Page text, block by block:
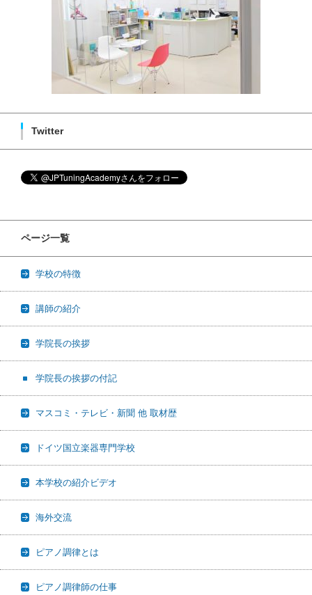
Twitter
ページ一覧
学校の特徴
講師の紹介
学院長の挨拶
学院長の挨拶の付記
マスコミ・テレビ・新聞 他 取材歴
ドイツ国立楽器専門学校
本学校の紹介ビデオ
海外交流
ピアノ調律とは
ピアノ調律師の仕事